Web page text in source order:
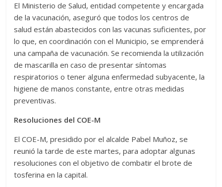
El Ministerio de Salud, entidad competente y encargada
de la vacunación, aseguró que todos los centros de
salud están abastecidos con las vacunas suficientes, por
lo que, en coordinación con el Municipio, se emprenderá
una campaña de vacunación. Se recomienda la utilización
de mascarilla en caso de presentar síntomas
respiratorios o tener alguna enfermedad subyacente, la
higiene de manos constante, entre otras medidas
preventivas.
Resoluciones del COE-M
El COE-M, presidido por el alcalde Pabel Muñoz, se
reunió la tarde de este martes, para adoptar algunas
resoluciones con el objetivo de combatir el brote de
tosferina en la capital.